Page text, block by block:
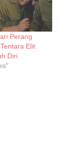
Perang
Elit
Diri